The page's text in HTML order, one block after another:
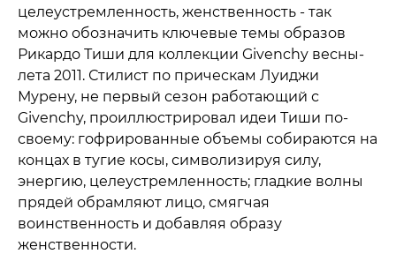
целеустремленность, женственность - так
можно обозначить ключевые темы образов
Рикардо Тиши для коллекции Givenchy весны-
лета 2011. Стилист по прическам Луиджи
Мурену, не первый сезон работающий с
Givenchy, проиллюстрировал идеи Тиши по-
своему: гофрированные объемы собираются на
концах в тугие косы, символизируя силу,
энергию, целеустремленность; гладкие волны
прядей обрамляют лицо, смягчая
воинственность и добавляя образу
женственности.